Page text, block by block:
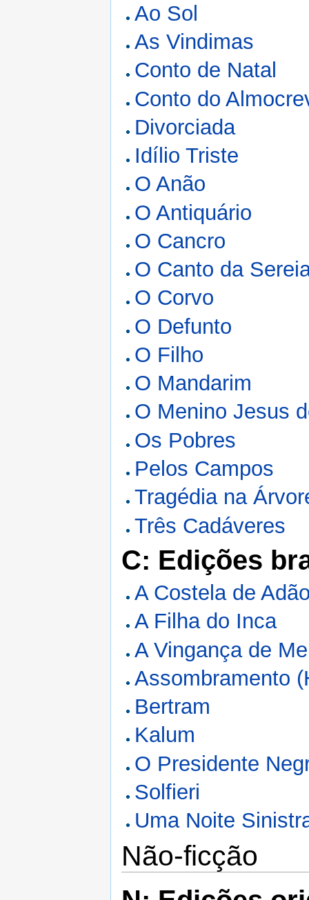
Ao Sol
As Vindimas
Conto de Natal
Conto do
Divorciada
Idílio Triste
O Anão
O Antiquário
O Cancro
O Canto da
O Corvo
O Defunto
O Filho
O Mandarim
O Menino Jesus
Os Pobres
Pelos Campos
Tragédia na
Três Cadáveres
C: Edições
A Costela de
A Filha do Inca
A Vingança de
Assombramento
Bertram
Kalum
O Presidente
Solfieri
Uma Noite
Não-ficção